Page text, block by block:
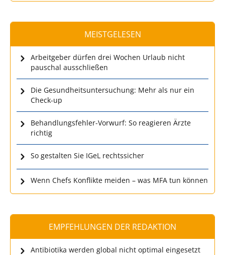
MEISTGELESEN
Arbeitgeber dürfen drei Wochen Urlaub nicht
pauschal ausschließen
Die Gesundheitsuntersuchung: Mehr als nur ein
Check-up
Behandlungsfehler-Vorwurf: So reagieren Ärzte
richtig
So gestalten Sie IGeL rechtssicher
Wenn Chefs Konflikte meiden – was MFA tun können
EMPFEHLUNGEN DER REDAKTION
Antibiotika werden global nicht optimal eingesetzt